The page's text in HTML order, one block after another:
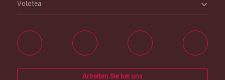
Volotea
Arbeiten Sie bei uns